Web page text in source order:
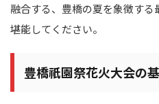
融合する、豊橋の夏を象徴す
堪能してください。
豊橋祇園祭花火大会の